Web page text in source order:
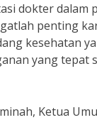
dokter dalam
penting
kesehatan
yang tepat
Ketua